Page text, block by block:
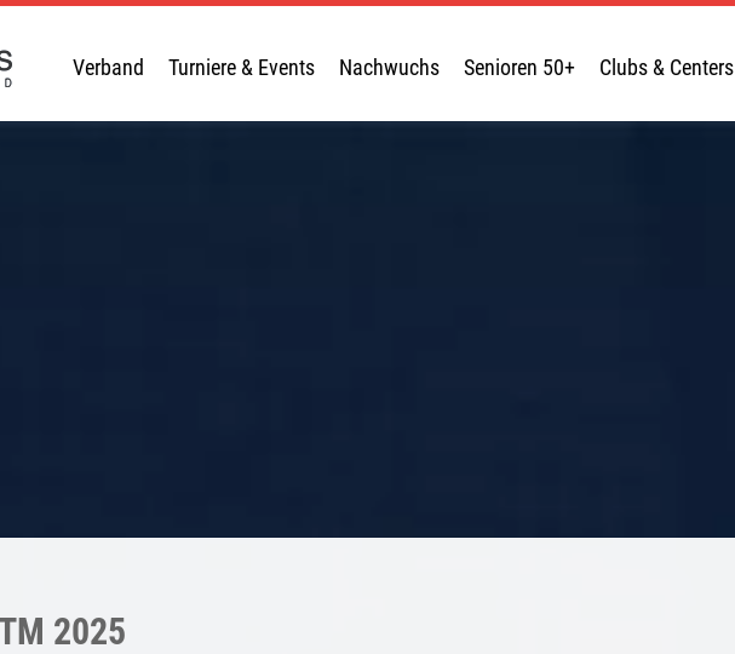
Verband Turniere & Events Nachwuchs Senioren 50+ Clubs & Centers
2025